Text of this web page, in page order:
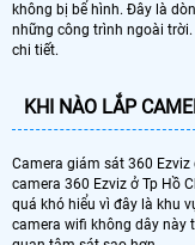
không bị bể hình. Đây là
những công trình ngoài
chi tiết.
KHI NÀO LẮP
Camera giám sát 360
camera 360 Ezviz ở Tp Hồ
quá khó hiểu vì đây là khu
camera wifi không dây này